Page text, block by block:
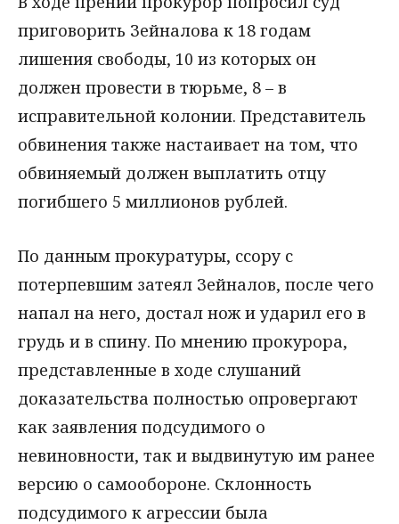
приговорить Зейналова к 18 годам
лишения свободы, 10 из которых он
должен провести в тюрьме, 8 – в
исправительной колонии. Представитель
обвинения также настаивает на том, что
обвиняемый должен выплатить отцу
погибшего 5 миллионов рублей.
По данным прокуратуры, ссору с
потерпевшим затеял Зейналов, после чего
напал на него, достал нож и ударил его в
грудь и в спину. По мнению прокурора,
представленные в ходе слушаний
доказательства полностью опровергают
как заявления подсудимого о
невиновности, так и выдвинутую им ранее
версию о самообороне. Склонность
подсудимого к агрессии была